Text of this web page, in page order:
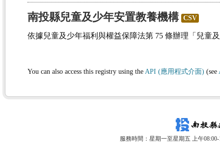
南投縣兒童及少年安置教養機構 CSV
依據兒童及少年福利與權益保障法第 75 條辦理「兒童
You can also access this registry using the API (應用程式介面) (see
服務時間：星期一至星期五 上午